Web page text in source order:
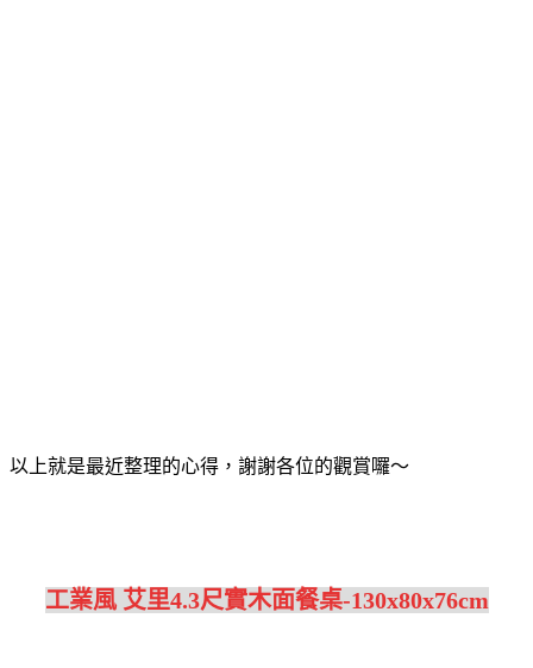
以上就是最近整理的心得，謝謝各位的觀賞囉～
工業風 艾里4.3尺實木面餐桌-130x80x76cm